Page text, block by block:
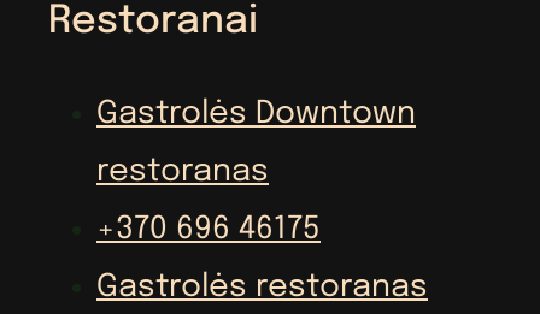
Restoranai
Gastrolės Downtown
restoranas
+370 696 46175
Gastrolės restoranas